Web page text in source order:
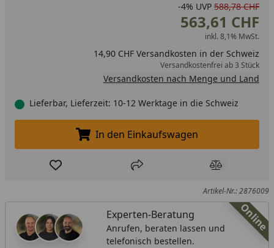
-4% UVP 588,78 CHF
563,61 CHF
inkl. 8,1% MwSt.
14,90 CHF Versandkosten in der Schweiz
Versandkostenfrei ab 3 Stück
Versandkosten nach Menge und Land
Lieferbar, Lieferzeit: 10-12 Werktage in die Schweiz
In den Einkaufswagen legen
In den Einkaufswagen
Produkt zur Wunschliste hinzufügen
Teilen Produkt
Artikel-Nr.: 2876009
Online
Experten-Beratung
Anrufen, beraten lassen und
telefonisch bestellen.